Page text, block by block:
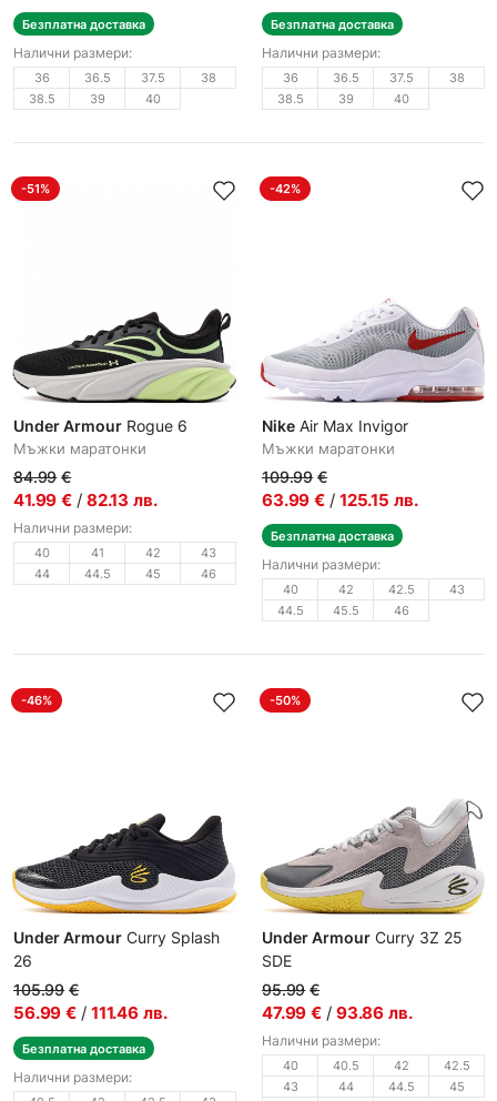
Безплатна доставка
Налични размери:
36 36.5 37.5
38
38.5
39 40
Безплатна доставка
Налични размери:
36 36.5 37.5
38
38.5
39 40
-51%
Under Armour Rogue 6
Мъжки маратонки
84.99 €
41.99 € / 82.13 лв.
Налични размери:
40 41 42
43
44
44.5 45 46
-42%
Nike Air Max Invigor
Мъжки маратонки
109.99 €
63.99 € / 125.15 лв.
Безплатна доставка
Налични размери:
40 42 42.5
43
44.5
45.5 46
-46%
Under Armour Curry Splash
26
Мъжки маратонки
105.99 €
56.99 € / 111.46 лв.
Безплатна доставка
Налични размери:
-50%
Under Armour Curry 3Z 25
SDE
Мъжки маратонки
95.99 €
47.99 € / 93.86 лв.
Налични размери:
40 40.5 42
42.5
43
44 44.5
45